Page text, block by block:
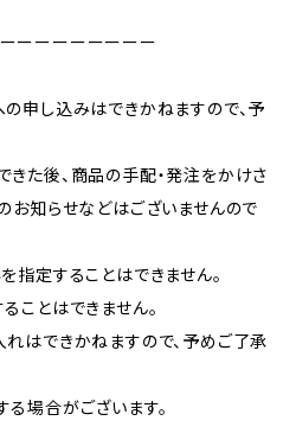
ーーーーーーーー
申し込みはできかねますので、予
た後、商品の手配・発注をかけさ
お知らせなどはございませんので
指定することはできません。
ことはできません。
はできかねますので、予めご了承
場合がございます。